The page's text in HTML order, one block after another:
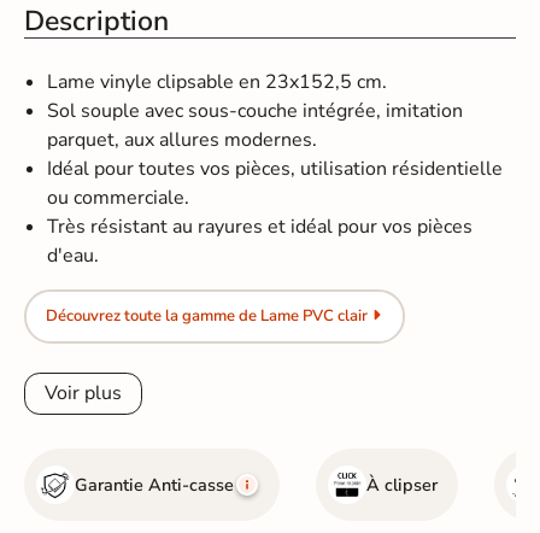
Description
Lame vinyle clipsable en 23x152,5 cm.
Sol souple avec sous-couche intégrée, imitation
parquet, aux allures modernes.
Idéal pour toutes vos pièces, utilisation résidentielle
ou commerciale.
Très résistant au rayures et idéal pour vos pièces
d'eau.
Découvrez toute la gamme de Lame PVC clair
Voir plus
Garantie Anti-casse À clipser